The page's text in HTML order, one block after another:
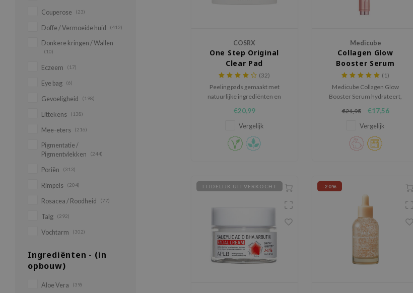
Couperose (23)
Doffe / Vermoeide huid (412)
Donkere kringen / Wallen
(10)
Eczeem (17)
Eye bag (6)
Gevoeligheid (198)
Littekens (138)
Mee-eters (216)
Pigmentatie /
Pigmentvlekken
(244)
Poriën (313)
Rimpels (204)
Rosacea / Roodheid (77)
Talg (292)
Vochtarm (302)
Ingrediënten - (in
opbouw)
Aloe Vera (39)
COSRX
One Step Original
Clear Pad
(32)
Peeling pads gemaakt met
natuurlijke ingrediënten en
€20,99
Vergelijk
Medicube
Collagen Glow
Booster Serum
(1)
Medicube Collagen Glow
Booster Serum hydrateert,
huidbarrière. Vermindert
roodheid, verbetert de
huidtextuur en laat de huid
stralen. Milieuvriendelijke
€21,95 €17,56
Vergelijk
TIJDELIJK UITVERKOCHT -20%